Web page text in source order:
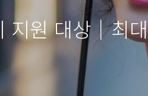
지원 대상│최